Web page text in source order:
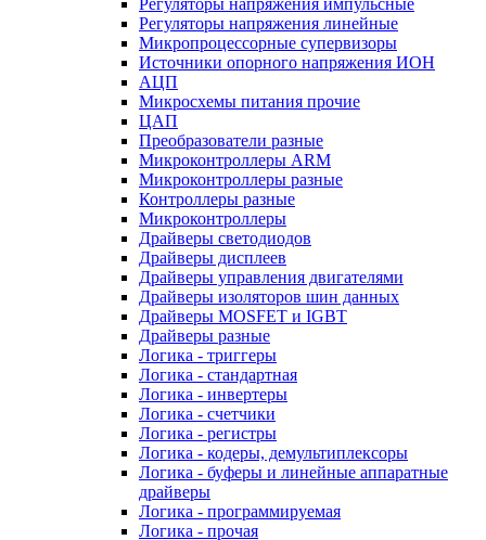
Регуляторы напряжения линейные
Микропроцессорные супервизоры
Источники опорного напряжения ИОН
АЦП
Микросхемы питания прочие
ЦАП
Преобразователи разные
Микроконтроллеры ARM
Микроконтроллеры разные
Контроллеры разные
Микроконтроллеры
Драйверы светодиодов
Драйверы дисплеев
Драйверы управления двигателями
Драйверы изоляторов шин данных
Драйверы MOSFET и IGBT
Драйверы разные
Логика - триггеры
Логика - стандартная
Логика - инвертеры
Логика - счетчики
Логика - регистры
Логика - кодеры, демультиплексоры
Логика - буферы и линейные аппаратные
драйверы
Логика - программируемая
Логика - прочая